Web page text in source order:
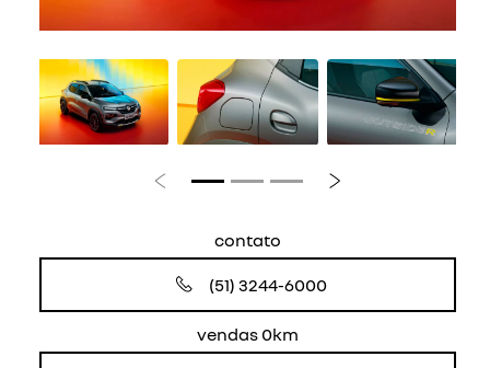
Anterior Próximo
contato
(51) 3244-6000
vendas 0km